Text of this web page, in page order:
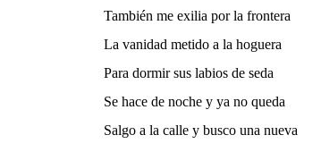
También me exilia por la frontera
La vanidad metido a la hoguera
Para dormir sus labios de seda
Se hace de noche y ya no queda
Salgo a la calle y busco una nueva